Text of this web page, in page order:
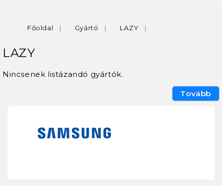
Főoldal Gyártó LAZY
LAZY
Nincsenek listázandó gyártók.
Tovább